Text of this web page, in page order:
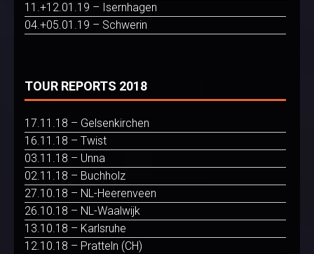
11.+12.01.19 – Isernhagen
04.+05.01.19 – Schwerin
TOUR REPORTS 2018
17.11.18 – Gelsenkirchen
16.11.18 – Twist
03.11.18 – Unna
02.11.18 – Buchholz
27.10.18 – NL-Heerenveen
26.10.18 – NL-Waalwijk
13.10.18 – Karlsruhe
12.10.18 – Pratteln (CH)